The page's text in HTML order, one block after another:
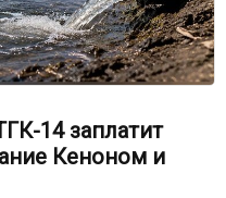
14 заплатит
Кеноном и